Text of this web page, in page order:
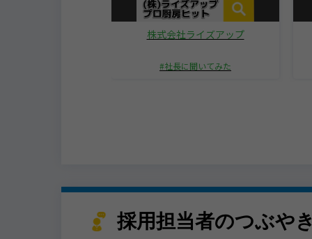
株式会社ライズアップ
社長に聞いてみた
採用担当者のつぶやき